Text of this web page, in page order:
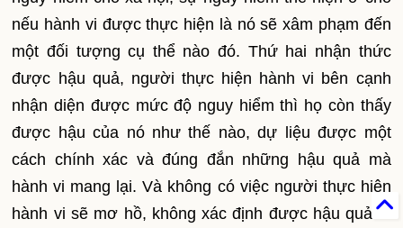
nếu hành vi được thực hiện là nó sẽ xâm phạm đến
một đối tượng cụ thể nào đó. Thứ hai nhận thức
được hậu quả, người thực hiện hành vi bên cạnh
nhận diện được mức độ nguy hiểm thì họ còn thấy
được hậu của nó như thế nào, dự liệu được một
cách chính xác và đúng đắn những hậu quả mà
hành vi mang lại. Và không có việc người thực hiện
hành vi sẽ mơ hồ, không xác định được hậu quả là